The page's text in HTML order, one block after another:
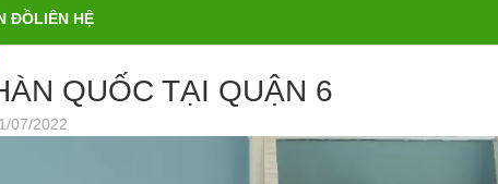
ĐỒLIÊN HỆ
QUỐC TẠI QUẬN 6
07/2022